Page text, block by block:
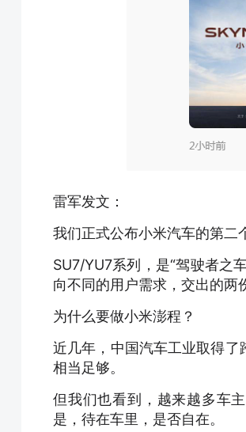
雷军发文：
我们正式公布小米汽车的第
SU7/YU7系列，是“驾驶者之
向不同的用户需求，交出的两
为什么要做小米澎程？
近几年，中国汽车工业取得了
相当足够。
但我们也看到，越来越多车
是，待在车里，是否自在。